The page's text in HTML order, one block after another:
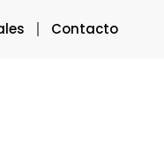
Contacto